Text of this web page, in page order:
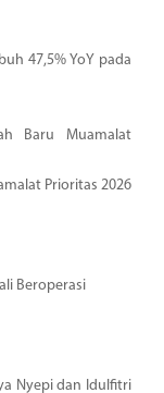
47,5% YoY pada
Baru Muamalat
Prioritas 2026
Beroperasi
Nyepi dan Idulfitri